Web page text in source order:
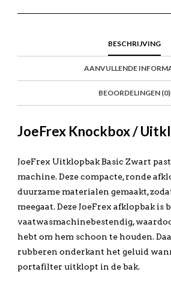
BESCHRIJVING
AANVULLENDE
BEOORDELINGEN (0)
JoeFrex Knockbox /
JoeFrex Uitklopbak Basic Zwart
machine. Deze compacte, ronde
duurzame materialen gemaakt,
meegaat. Deze JoeFrex afklopbak is
vaatwasmachinebestendig,
hebt om hem schoon te houden.
rubberen onderkant het geluid
portafilter uitklopt in de bak.